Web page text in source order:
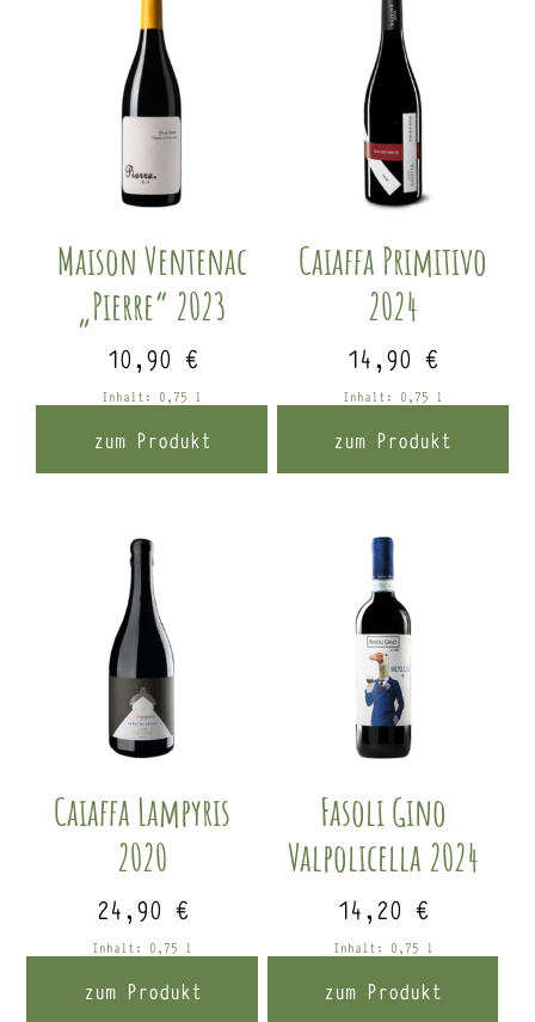
Maison Ventenac
„Pierre“ 2023
10,90 €
Inhalt: 0,75 l
zum Produkt
Caiaffa Primitivo
2024
14,90€
Inhalt: 0,75 l
zum Produkt
Caiaffa Lampyris
2020
24,90 €
Inhalt: 0,75 l
zum Produkt
Fasoli Gino
Valpolicella 2024
14,20€
Inhalt: 0,75 l
zum Produkt